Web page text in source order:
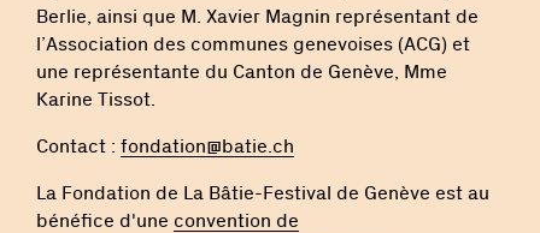
Berlie, ainsi que M. Xavier Magnin représentant de
l’Association des communes genevoises (ACG) et
une représentante du Canton de Genève, Mme
Karine Tissot.
Contact : fondation@batie.ch
La Fondation de La Bâtie-Festival de Genève est au
bénéfice d'une convention de